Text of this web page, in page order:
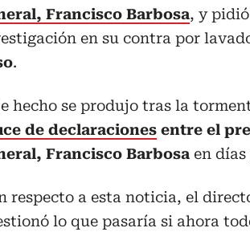
Francisco Barbosa, y
en su contra por
.
hecho se produjo tras la
de declaraciones entre el
Francisco Barbosa en días
respecto a esta noticia, el
lo que pasaría si ahora